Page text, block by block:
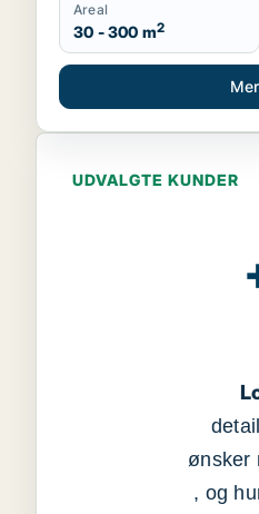
Areal
30 - 300 m2
UDVALGTE KUNDER
ønsker
, og